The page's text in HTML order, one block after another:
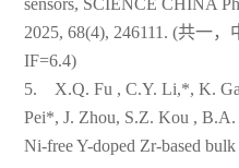
sensors, SCIENCE CHINA
2025, 68(4), 246111. (共一
IF=6.4)
5. X.Q. Fu , C.Y. Li,*, K.
Pei*, J. Zhou, S.Z. Kou ,
Ni-free Y-doped Zr-based